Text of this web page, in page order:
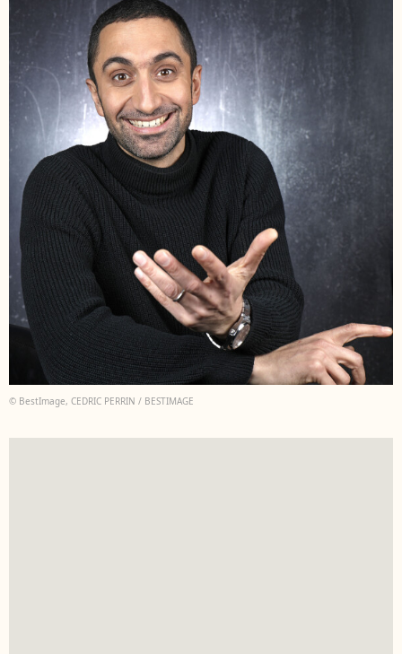
© BestImage, CEDRIC PERRIN / BESTIMAGE